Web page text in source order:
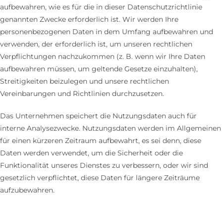
aufbewahren, wie es für die in dieser Datenschutzrichtlinie
genannten Zwecke erforderlich ist. Wir werden Ihre
personenbezogenen Daten in dem Umfang aufbewahren und
verwenden, der erforderlich ist, um unseren rechtlichen
Verpflichtungen nachzukommen (z. B. wenn wir Ihre Daten
aufbewahren müssen, um geltende Gesetze einzuhalten),
Streitigkeiten beizulegen und unsere rechtlichen
Vereinbarungen und Richtlinien durchzusetzen.
Das Unternehmen speichert die Nutzungsdaten auch für
interne Analysezwecke. Nutzungsdaten werden im Allgemeinen
für einen kürzeren Zeitraum aufbewahrt, es sei denn, diese
Daten werden verwendet, um die Sicherheit oder die
Funktionalität unseres Dienstes zu verbessern, oder wir sind
gesetzlich verpflichtet, diese Daten für längere Zeiträume
aufzubewahren.